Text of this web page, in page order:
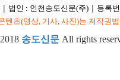
법인 : 인천송도신문(주)
등록
텐츠(영상, 기사, 사진)는 저작권
송도신문 All rights